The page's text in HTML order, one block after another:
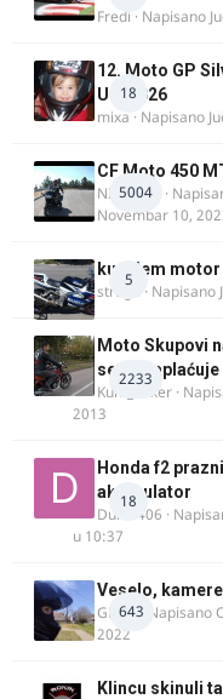
Fredi · Napisano
18
12. Moto GP
UK, 2026
mixa · Napisano
5004
CF Moto 450
NIKOLA 1
·
Novembar 10,
5
kupujem motor
strugo · Napisano
2233
Moto Skupovi
se ne naplaćuje
Kum_Mixer ·
2013
18
Honda f2
akomulator
Dule1406 ·
u 10:37
643
Veselo, kamere
GR 46· Napisano
2022
Klincu skinuli